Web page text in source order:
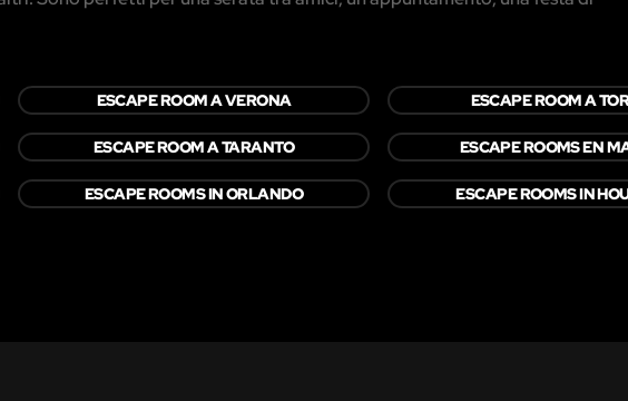
ESCAPE ROOM A VERONA ESCAPE ROOM A
ESCAPE ROOM A TARANTO ESCAPE ROOMS EN
ESCAPE ROOMS IN ORLANDO ESCAPE ROOMS IN